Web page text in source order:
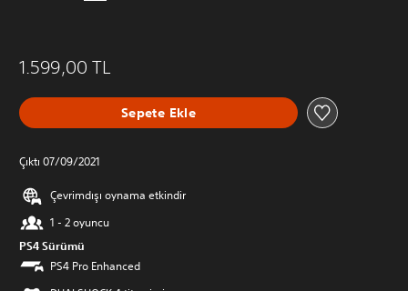
1.599,00 TL
Sepete Ekle
Çıktı 07/09/2021
Çevrimdışı oynama etkindir
1 - 2 oyuncu
PS4 Sürümü
PS4 Pro Enhanced